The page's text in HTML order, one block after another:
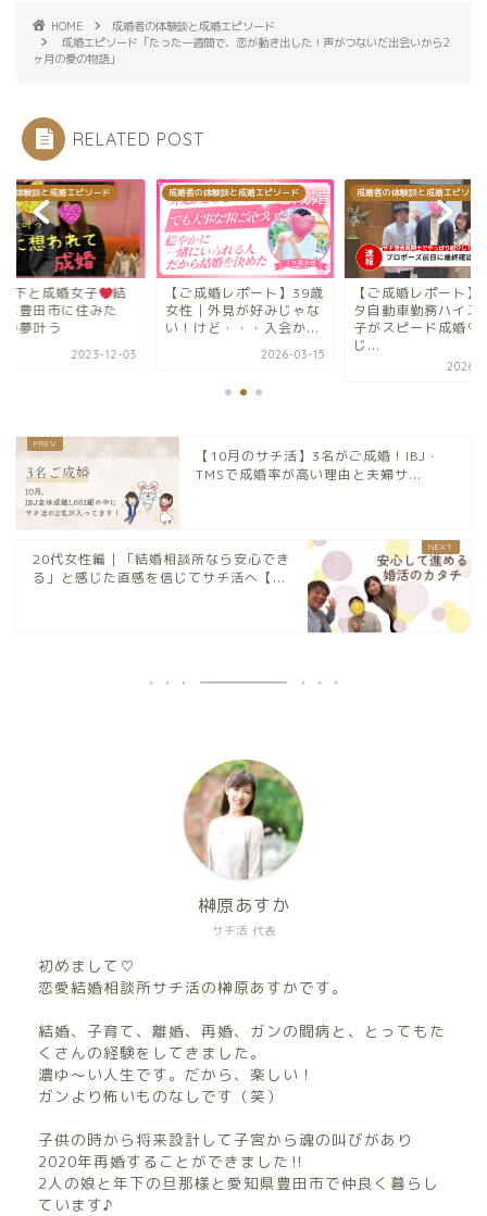
HOME
成婚者の体験談と成婚エピソード
成婚エピソード「たった一週間で、恋が動き出した！声がつないだ出会いから2
ヶ月の愛の物語」
RELATED POST
の体験談と成婚エピソード
下と成婚女子
結
は豊田市に住みた
の夢叶う
2023-12-03
成婚者の体験談と成婚エピソード
【ご成婚レポート】39歳
女性｜外見が好みじゃな
い！けど・・・入会か...
2026-03-15
成婚者の体験談と成婚エピソード
【ご成婚レポート】
タ自動車勤務ハイス
子がスピード成婚♡
じ...
2026-
【10月のサチ活】3名がご成婚！IBJ・
TMSで成婚率が高い理由と夫婦サ...
20代女性編｜「結婚相談所なら安心でき
る」と感じた直感を信じてサチ活へ【...
サチ活 代表
榊原あすか
初めまして♡
恋愛結婚相談所サチ活の榊原あすかです。
結婚、子育て、離婚、再婚、ガンの闘病と、とってもた
くさんの経験をしてきました。
濃ゆ〜い人生です。だから、楽しい！
ガンより怖いものなしです（笑）
子供の時から将来設計して子宮から魂の叫びがあり
2020年再婚することができました‼︎
2人の娘と年下の旦那様と愛知県豊田市で仲良く暮らし
ています♪